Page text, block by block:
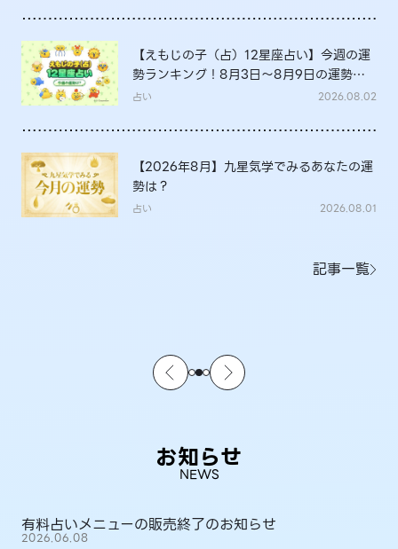
【えもじの子（占）12星座占い】今週の運
勢ランキング！8月3日～8月9日の運勢
は？
占い 2026.08.02
【2026年8月】九星気学でみるあなたの運
勢は？
占い 2026.08.01
記事一覧
お知らせ
NEWS
有料占いメニューの販売終了のお知らせ
2026.06.08